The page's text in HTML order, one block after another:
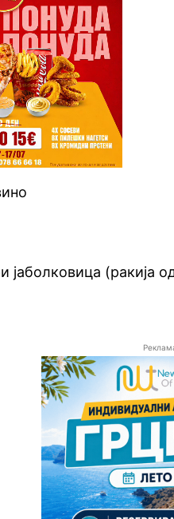
јаболковица (ракија